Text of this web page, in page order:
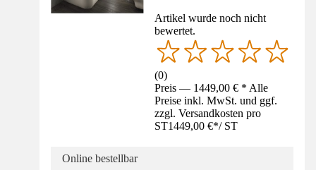
Artikel wurde noch nicht
bewertet.
(0)
Preis — 1449,00 € * Alle
Preise inkl. MwSt. und ggf.
zzgl. Versandkosten pro
ST1449,00 €*/ ST
Online bestellbar